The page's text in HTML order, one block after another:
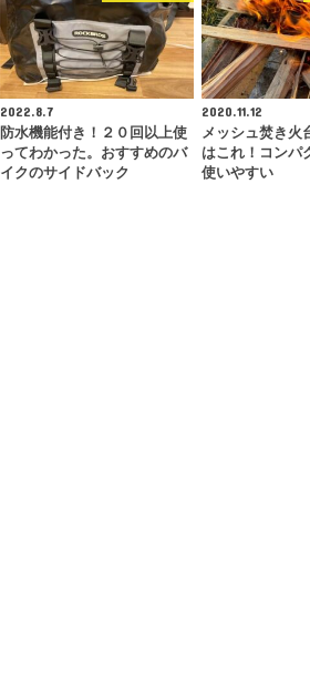
2022.8.7
防水機能付き！２０回以上使
ってわかった。おすすめのバ
イクのサイドバック
2020.11.12
メッシュ焚き火
はこれ！コンパ
使いやすい